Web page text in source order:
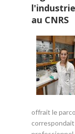
au CNRS
offrait le